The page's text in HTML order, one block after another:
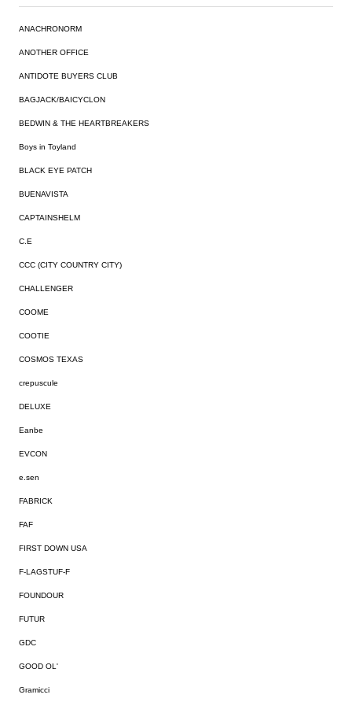
ANACHRONORM
ANOTHER OFFICE
ANTIDOTE BUYERS CLUB
BAGJACK/BAICYCLON
BEDWIN & THE HEARTBREAKERS
Boys in Toyland
BLACK EYE PATCH
BUENAVISTA
CAPTAINSHELM
C.E
CCC (CITY COUNTRY CITY)
CHALLENGER
COOME
COOTIE
COSMOS TEXAS
crepuscule
DELUXE
Eanbe
EVCON
e.sen
FABRICK
FAF
FIRST DOWN USA
F-LAGSTUF-F
FOUNDOUR
FUTUR
GDC
GOOD OL'
Gramicci